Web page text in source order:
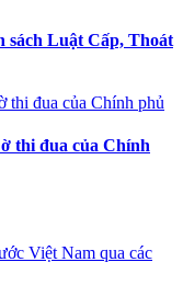
sách Luật Cấp, Thoát
thi đua của Chính